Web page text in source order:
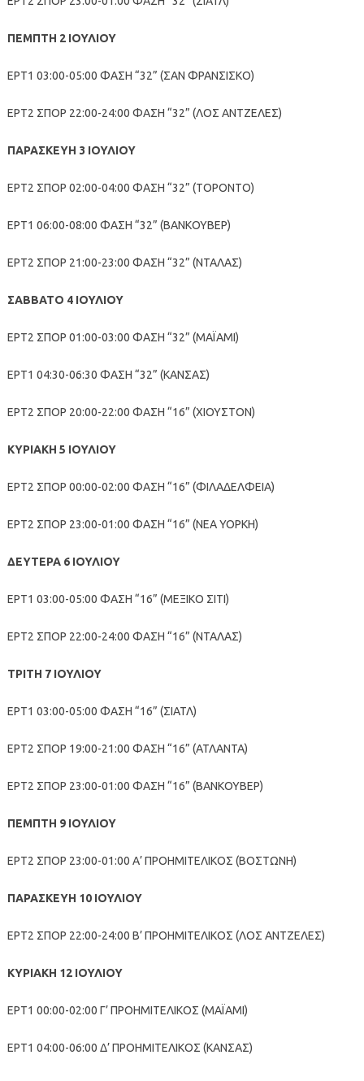
ΠΕΜΠΤΗ 2 ΙΟΥΛΙΟΥ
ΕΡΤ1 03:00-05:00 ΦΑΣΗ “32” (ΣΑΝ ΦΡΑΝΣΙΣΚΟ)
ΕΡΤ2 ΣΠΟΡ 22:00-24:00 ΦΑΣΗ “32” (ΛΟΣ ΑΝΤΖΕΛΕΣ)
ΠΑΡΑΣΚΕΥΗ 3 ΙΟΥΛΙΟΥ
ΕΡΤ2 ΣΠΟΡ 02:00-04:00 ΦΑΣΗ “32” (ΤΟΡΟΝΤΟ)
ΕΡΤ1 06:00-08:00 ΦΑΣΗ “32” (ΒΑΝΚΟΥΒΕΡ)
ΕΡΤ2 ΣΠΟΡ 21:00-23:00 ΦΑΣΗ “32” (ΝΤΑΛΑΣ)
ΣΑΒΒΑΤΟ 4 ΙΟΥΛΙΟΥ
ΕΡΤ2 ΣΠΟΡ 01:00-03:00 ΦΑΣΗ “32” (ΜΑΪΑΜΙ)
ΕΡΤ1 04:30-06:30 ΦΑΣΗ “32” (ΚΑΝΣΑΣ)
ΕΡΤ2 ΣΠΟΡ 20:00-22:00 ΦΑΣΗ “16” (ΧΙΟΥΣΤΟΝ)
ΚΥΡΙΑΚΗ 5 ΙΟΥΛΙΟΥ
ΕΡΤ2 ΣΠΟΡ 00:00-02:00 ΦΑΣΗ “16” (ΦΙΛΑΔΕΛΦΕΙΑ)
ΕΡΤ2 ΣΠΟΡ 23:00-01:00 ΦΑΣΗ “16” (ΝΕΑ ΥΟΡΚΗ)
ΔΕΥΤΕΡΑ 6 ΙΟΥΛΙΟΥ
ΕΡΤ1 03:00-05:00 ΦΑΣΗ “16” (ΜΕΞΙΚΟ ΣΙΤΙ)
ΕΡΤ2 ΣΠΟΡ 22:00-24:00 ΦΑΣΗ “16” (ΝΤΑΛΑΣ)
ΤΡΙΤΗ 7 ΙΟΥΛΙΟΥ
ΕΡΤ1 03:00-05:00 ΦΑΣΗ “16” (ΣΙΑΤΛ)
ΕΡΤ2 ΣΠΟΡ 19:00-21:00 ΦΑΣΗ “16” (ΑΤΛΑΝΤΑ)
ΕΡΤ2 ΣΠΟΡ 23:00-01:00 ΦΑΣΗ “16” (ΒΑΝΚΟΥΒΕΡ)
ΠΕΜΠΤΗ 9 ΙΟΥΛΙΟΥ
ΕΡΤ2 ΣΠΟΡ 23:00-01:00 Α’ ΠΡΟΗΜΙΤΕΛΙΚΟΣ (ΒΟΣΤΩΝΗ)
ΠΑΡΑΣΚΕΥΗ 10 ΙΟΥΛΙΟΥ
ΕΡΤ2 ΣΠΟΡ 22:00-24:00 Β’ ΠΡΟΗΜΙΤΕΛΙΚΟΣ (ΛΟΣ ΑΝΤΖΕΛΕΣ)
ΚΥΡΙΑΚΗ 12 ΙΟΥΛΙΟΥ
ΕΡΤ1 00:00-02:00 Γ’ ΠΡΟΗΜΙΤΕΛΙΚΟΣ (ΜΑΪΑΜΙ)
ΕΡΤ1 04:00-06:00 Δ’ ΠΡΟΗΜΙΤΕΛΙΚΟΣ (ΚΑΝΣΑΣ)